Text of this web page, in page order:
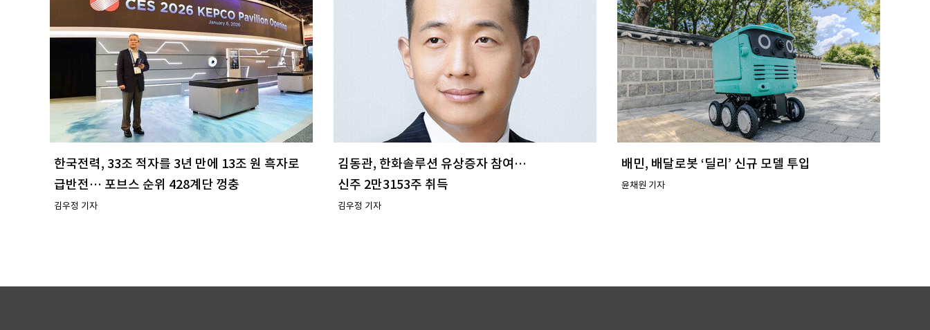
한국전력, 33조 적자를 3년 만에 13조 원 흑자로
급반전… 포브스 순위 428계단 껑충
김우정 기자
김동관, 한화솔루션 유상증자 참여…
신주 2만3153주 취득
김우정 기자
배민, 배달로봇 ‘딜리’ 신규 모델 투입
윤채원 기자